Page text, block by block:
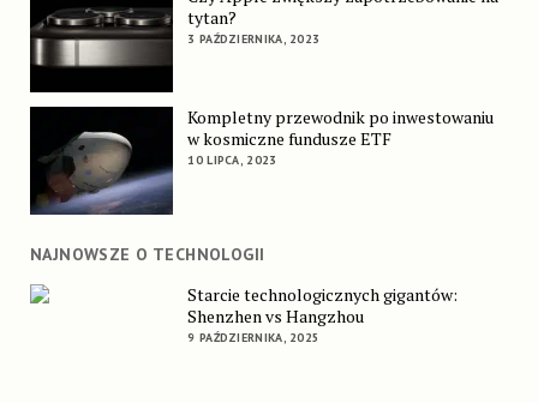
tytan?
3 PAŹDZIERNIKA, 2023
Kompletny przewodnik po inwestowaniu
w kosmiczne fundusze ETF
10 LIPCA, 2023
NAJNOWSZE O TECHNOLOGII
Starcie technologicznych gigantów:
Shenzhen vs Hangzhou
9 PAŹDZIERNIKA, 2025